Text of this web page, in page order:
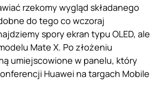
rzekomy wygląd składanego
do tego co wczoraj
spory ekran typu OLED, ale
Mate X. Po złożeniu
umiejscowione w panelu, który
Huawei na targach Mobile